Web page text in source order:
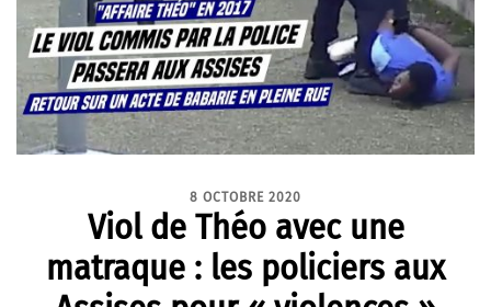
8 OCTOBRE 2020
Viol de Théo avec une
matraque : les policiers aux